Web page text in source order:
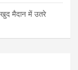
मैदान में उतरे